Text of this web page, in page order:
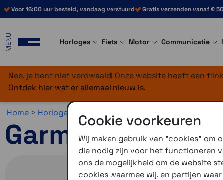
Voor 16:00 uur besteld, vandaag verstuurd Gratis verzenden vanaf €
MENU Horloges Fiets Motor Communicatie
Nee, je bent niet verdwaald! Onze website heeft een
Ontdek hier wat er allemaal nieuw is.
Home > Horloges >
Garmin Venu X1
Cookie voorkeuren
Wij maken gebruik van "cookies" om
die nodig zijn voor het functioneren
ons de mogelijkheid om de website
cookies waarmee wij, en partijen